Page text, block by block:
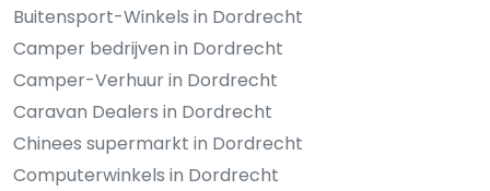
Buitensport-Winkels in Dordrecht
Camper bedrijven in Dordrecht
Camper-Verhuur in Dordrecht
Caravan Dealers in Dordrecht
Chinees supermarkt in Dordrecht
Computerwinkels in Dordrecht